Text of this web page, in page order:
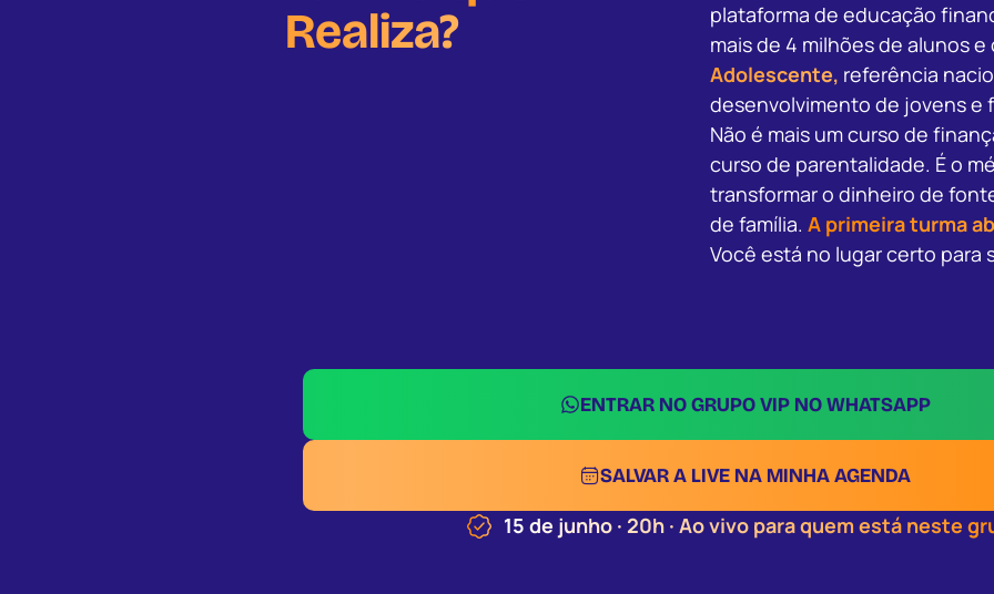
Realiza?
plataforma de educação
mais de 4 milhões de alunos
Adolescente, referência
desenvolvimento de jovens e
Não é mais um curso de
curso de parentalidade. É o
transformar o dinheiro de
de família.A primeira turma
Você está no lugar certo para
ENTRAR NO GRUPO VIP NO WHATSAPP
SALVAR A LIVE NA MINHA AGENDA
15 de junho · 20h · Ao vivo para quem está neste